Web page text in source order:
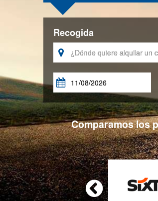
Recogida


Comparamos los
